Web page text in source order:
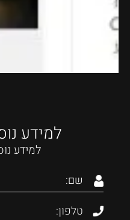
למידע
למידע